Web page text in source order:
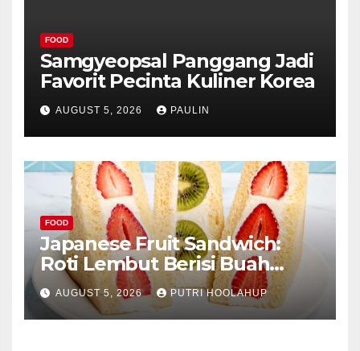
FOOD
Samgyeopsal Panggang Jadi
Favorit Pecinta Kuliner Korea
AUGUST 5, 2026 PAULIN
FOOD
Japanese Fruit Sandwich:
Roti Lembut Berisi Buah
Segar yang Memikat Selera
AUGUST 5, 2026 PUTRI HOOLAHUP